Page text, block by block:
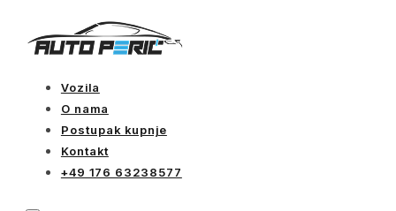
Vozila
O nama
Postupak kupnje
Kontakt
+49 176 63238577